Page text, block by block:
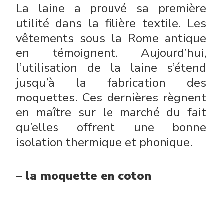
La laine a prouvé sa première
utilité dans la filière textile. Les
vêtements sous la Rome antique
en témoignent. Aujourd’hui,
l’utilisation de la laine s’étend
jusqu’à la fabrication des
moquettes. Ces dernières règnent
en maître sur le marché du fait
qu’elles offrent une bonne
isolation thermique et phonique.
– la moquette en coton